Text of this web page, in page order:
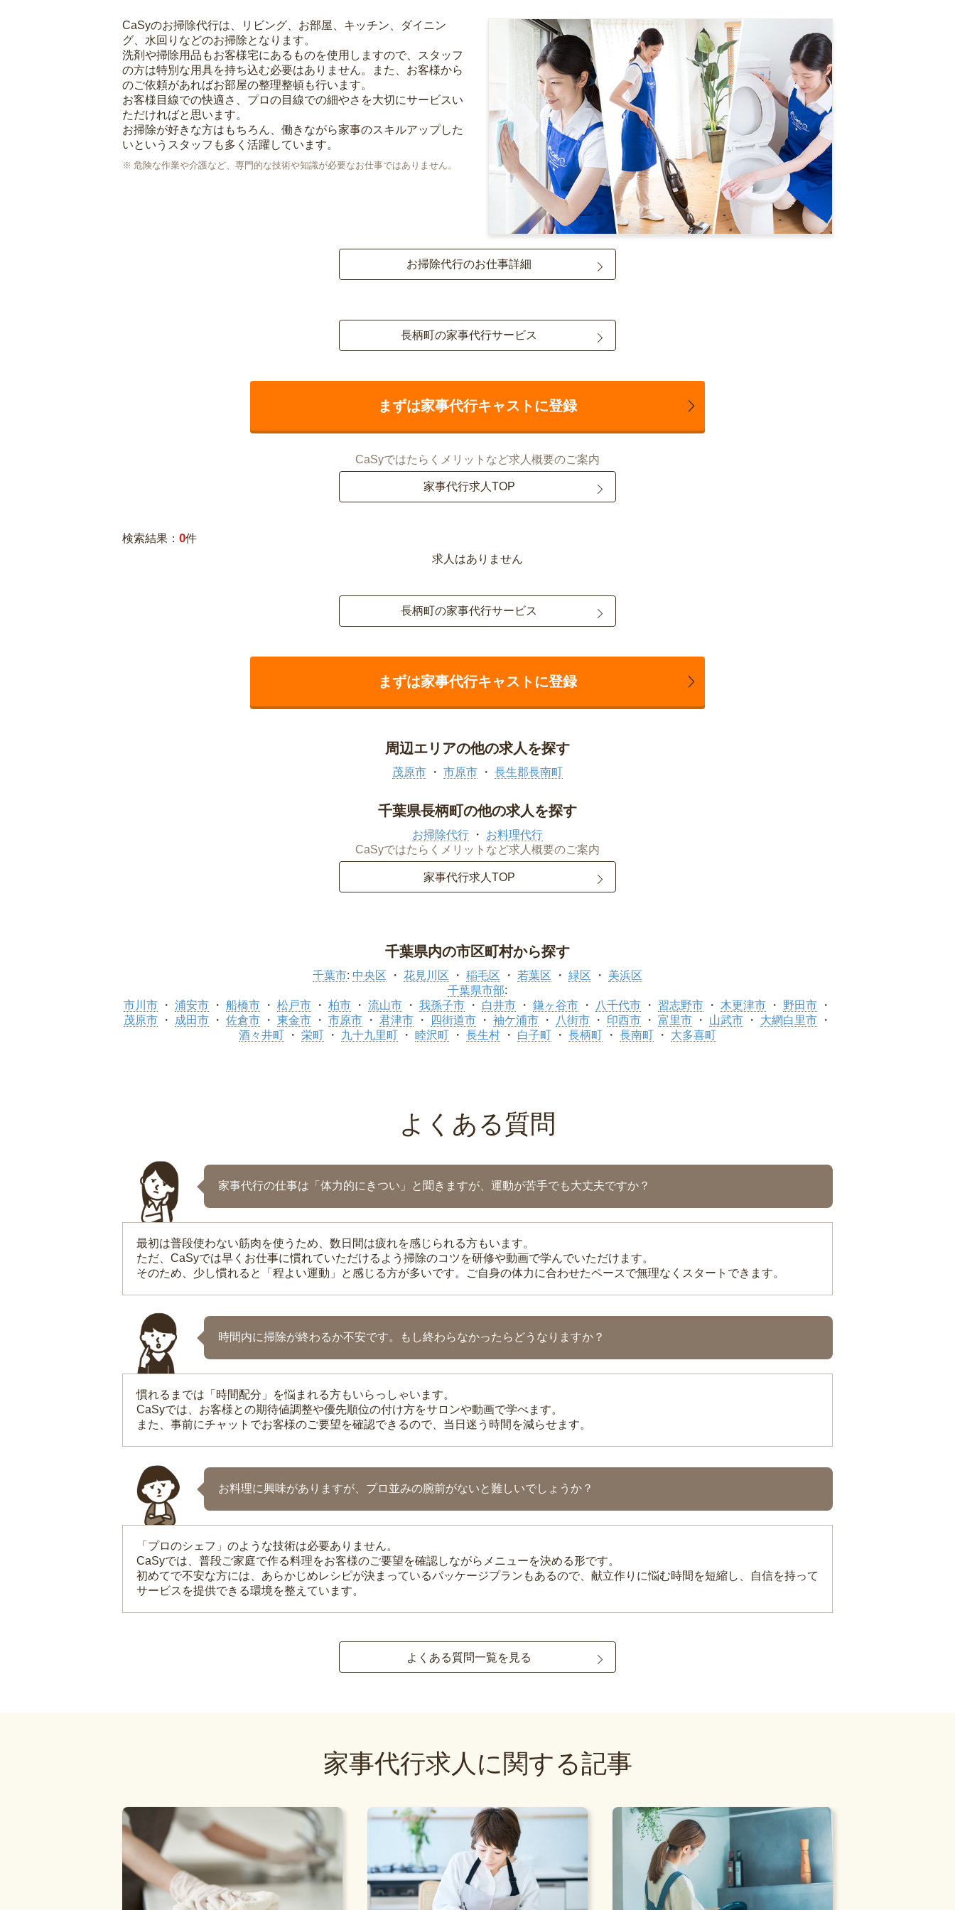
CaSyのお掃除代行は、リビング、お部屋、キッチン、ダイニン
グ、水回りなどのお掃除となります。
洗剤や掃除用品もお客様宅にあるものを使用しますので、スタッフ
の方は特別な用具を持ち込む必要はありません。また、お客様から
のご依頼があればお部屋の整理整頓も行います。
お客様目線での快適さ、プロの目線での細やさを大切にサービスい
ただければと思います。
お掃除が好きな方はもちろん、働きながら家事のスキルアップした
いというスタッフも多く活躍しています。
危険な作業や介護など、専門的な技術や知識が必要なお仕事ではありません。
お掃除代行のお仕事詳細
長柄町の家事代行サービス
まずは家事代行キャストに登録
CaSyではたらくメリットなど求人概要のご案内
家事代行求人TOP
検索結果： 0件
求人はありません
長柄町の家事代行サービス
まずは家事代行キャストに登録
周辺エリアの他の求人を探す
茂原市 市原市 長生郡長南町
千葉県長柄町の他の求人を探す
お掃除代行
お料理代行
CaSyではたらくメリットなど求人概要のご案内
家事代行求人TOP
千葉県内の市区町村から探す
千葉市: 中央区 花見川区 稲毛区 若葉区 緑区
美浜区
千葉県市部:
市川市
浦安市 船橋市 松戸市 柏市 流山市 我孫子市 白井市 鎌ヶ谷市 八千代市 習志野市 木更津市
野田市
茂原市
成田市 佐倉市 東金市 市原市 君津市 四街道市 袖ケ浦市 八街市 印西市 富里市 山武市
大網白里市
酒々井町
栄町 九十九里町 睦沢町 長生村 白子町 長柄町 長南町 大多喜町
よくある質問
家事代行の仕事は「体力的にきつい」と聞きますが、運動が苦手でも大丈夫ですか？
最初は普段使わない筋肉を使うため、数日間は疲れを感じられる方もいます。
ただ、CaSyでは早くお仕事に慣れていただけるよう掃除のコツを研修や動画で学んでいただけます。
そのため、少し慣れると「程よい運動」と感じる方が多いです。ご自身の体力に合わせたペースで無理なくスタートできます。
時間内に掃除が終わるか不安です。もし終わらなかったらどうなりますか？
慣れるまでは「時間配分」を悩まれる方もいらっしゃいます。
CaSyでは、お客様との期待値調整や優先順位の付け方をサロンや動画で学べます。
また、事前にチャットでお客様のご要望を確認できるので、当日迷う時間を減らせます。
お料理に興味がありますが、プロ並みの腕前がないと難しいでしょうか？
「プロのシェフ」のような技術は必要ありません。
CaSyでは、普段ご家庭で作る料理をお客様のご要望を確認しながらメニューを決める形です。
初めてで不安な方には、あらかじめレシピが決まっているパッケージプランもあるので、献立作りに悩む時間を短縮し、自信を持って
サービスを提供できる環境を整えています。
よくある質問一覧を見る
家事代行求人に関する記事